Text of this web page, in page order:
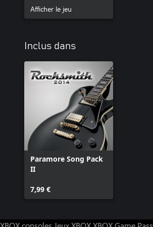
Afficher le jeu
Inclus dans
Paramore Song Pack
II
7,99 €